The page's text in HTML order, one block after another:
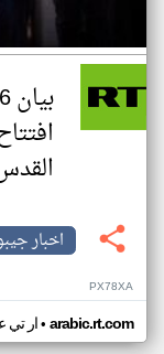
اخبار
PX78XA
ار تي• arabic.rt.com